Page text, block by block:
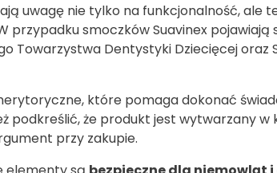
uwagę nie tylko na funkcjonalność, ale
przypadku smoczków Suavinex pojawiają
Towarzystwa Dentystyki Dziecięcej oraz
które pomaga dokonać
podkreślić, że produkt jest wytwarzany w
przy zakupie.